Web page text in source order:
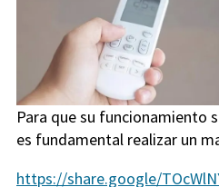
Para que su funcionamiento
es fundamental realizar un
https://share.google/